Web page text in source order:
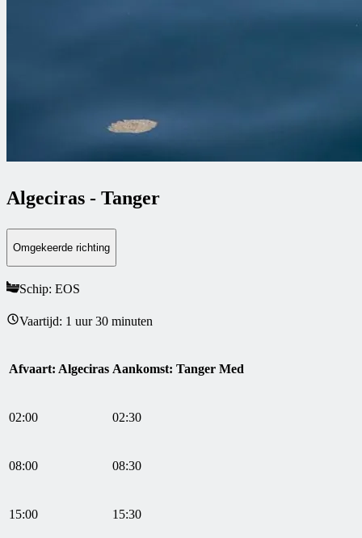
Algeciras - Tanger
Omgekeerde richting
Schip: EOS
Vaartijd: 1 uur 30 minuten
Afvaart: Algeciras Aankomst: Tanger Med
02:00 02:30
08:00 08:30
15:00 15:30